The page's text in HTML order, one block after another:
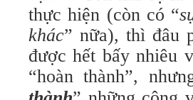
thực hiện (còn có “
khác” nữa), thì đâu
được hết bấy nhiêu
“hoàn thành”,